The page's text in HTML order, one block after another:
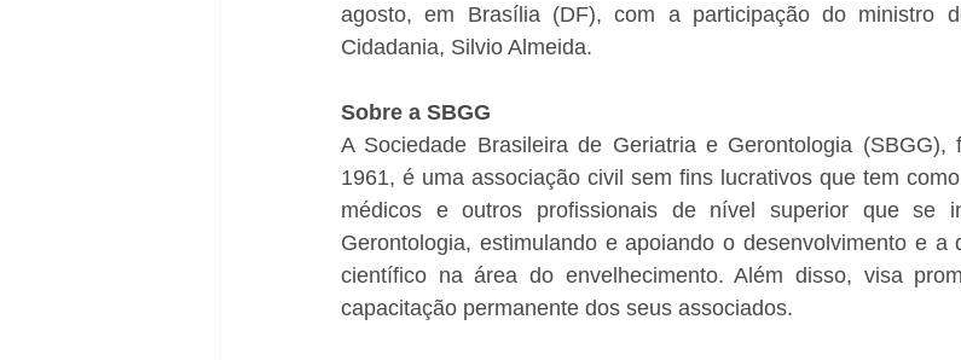
agosto, em Brasília (DF), com a participação do ministro
Cidadania, Silvio Almeida.
Sobre a SBGG
A Sociedade Brasileira de Geriatria e Gerontologia
1961, é uma associação civil sem fins lucrativos que tem
médicos e outros profissionais de nível superior que se
Gerontologia, estimulando e apoiando o desenvolvimento e a
científico na área do envelhecimento. Além disso, visa
capacitação permanente dos seus associados.